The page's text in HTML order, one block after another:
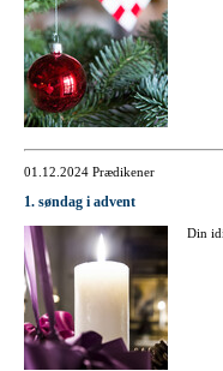
01.12.2024 Prædikener
1. søndag i advent
Din